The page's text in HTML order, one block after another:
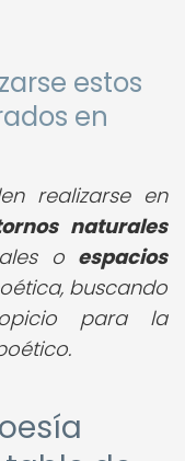
estos
en
realizarse en
naturales
o espacios
buscando
para la